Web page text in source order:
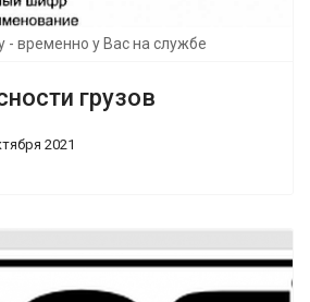
- временно у Вас на службе
грузов
2021